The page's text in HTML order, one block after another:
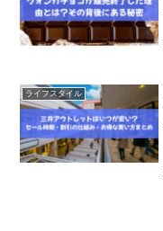
ライフスタイル